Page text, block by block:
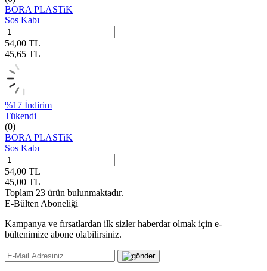
BORA PLASTiK
Sos Kabı
54,00 TL
45,65 TL
%17 İndirim
Tükendi
(0)
BORA PLASTiK
Sos Kabı
54,00 TL
45,00 TL
Toplam 23 ürün bulunmaktadır.
E-Bülten Aboneliği
Kampanya ve fırsatlardan ilk sizler haberdar olmak için e-
bültenimize abone olabilirsiniz.